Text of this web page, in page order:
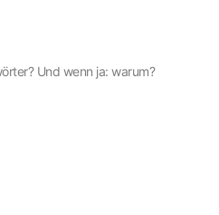
Und wenn ja: warum?